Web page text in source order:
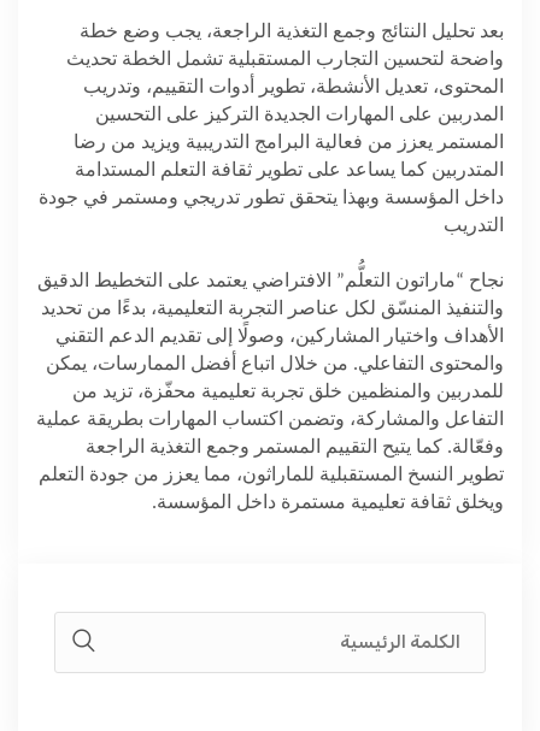
بعد تحليل النتائج وجمع التغذية الراجعة، يجب وضع خطة
واضحة لتحسين التجارب المستقبلية تشمل الخطة تحديث
المحتوى، تعديل الأنشطة، تطوير أدوات التقييم، وتدريب
المدربين على المهارات الجديدة التركيز على التحسين
المستمر يعزز من فعالية البرامج التدريبية ويزيد من رضا
المتدربين كما يساعد على تطوير ثقافة التعلم المستدامة
داخل المؤسسة وبهذا يتحقق تطور تدريجي ومستمر في جودة
التدريب
نجاح “ماراتون التعلُّم” الافتراضي يعتمد على التخطيط الدقيق
والتنفيذ المنسّق لكل عناصر التجربة التعليمية، بدءًا من تحديد
الأهداف واختيار المشاركين، وصولًا إلى تقديم الدعم التقني
والمحتوى التفاعلي. من خلال اتباع أفضل الممارسات، يمكن
للمدربين والمنظمين خلق تجربة تعليمية محفّزة، تزيد من
التفاعل والمشاركة، وتضمن اكتساب المهارات بطريقة عملية
وفعّالة. كما يتيح التقييم المستمر وجمع التغذية الراجعة
تطوير النسخ المستقبلية للماراثون، مما يعزز من جودة التعلم
ويخلق ثقافة تعليمية مستمرة داخل المؤسسة.